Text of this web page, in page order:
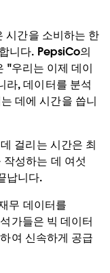
시간을 소비하는 한
니다. PepsiCo의
"우리는 이제 데이
라, 데이터를 분석
데에 시간을 씁니
걸리는 시간은 최
성하는 데 여섯
납니다.
무 데이터를
가들은 빅 데이터
여 신속하게 공급